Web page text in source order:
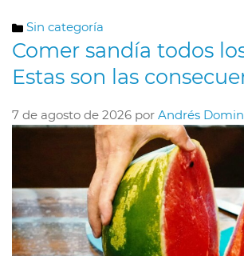
Categorías
Sin categoría
Comer sandía todos
Estas son las
7 de agosto de 2026 por Andrés